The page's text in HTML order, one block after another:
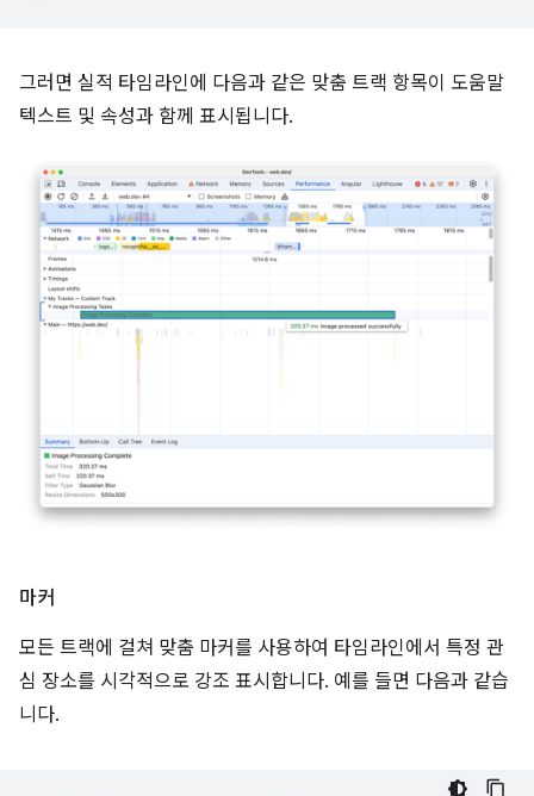
그러면 실적 타임라인에 다음과 같은 맞춤 트랙 항목이 도움말
텍스트 및 속성과 함께 표시됩니다.
마커
모든 트랙에 걸쳐 맞춤 마커를 사용하여 타임라인에서 특정 관
심 장소를 시각적으로 강조 표시합니다. 예를 들면 다음과 같습
니다.